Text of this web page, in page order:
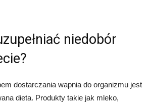
niedobór
dostarczania wapnia do organizmu jest
dieta. Produkty takie jak mleko,